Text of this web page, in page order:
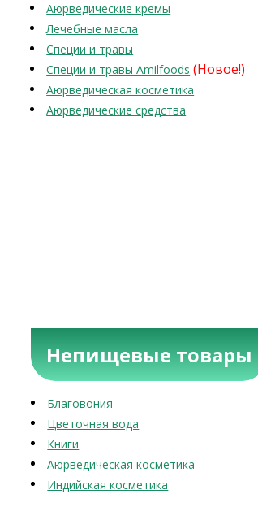
Аюрведические кремы
Лечебные масла
Специи и травы
Специи и травы Amilfoods (Новое!)
Аюрведическая косметика
Аюрведические средства
Непищевые товары
Благовония
Цветочная вода
Книги
Аюрведическая косметика
Индийская косметика